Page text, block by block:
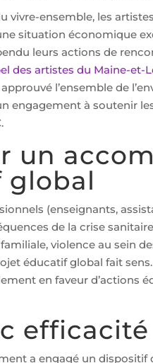
vivre-ensemble, les
situation économique
leurs actions de
des artistes du Maine-et-
l’ensemble de
engagement à soutenir
un
global
(enseignants,
de la crise
violence au sein
éducatif global fait
en faveur d’actions
efficacité
a engagé un dispositif